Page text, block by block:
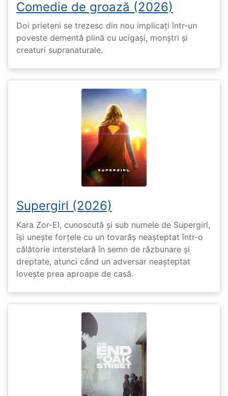
Comedie de groază (2026)
Doi prieteni se trezesc din nou implicați într-un
poveste dementă plină cu ucigași, monștri și
creaturi supranaturale.
Supergirl (2026)
Kara Zor-El, cunoscută și sub numele de Supergirl,
își unește forțele cu un tovarăș neașteptat într-o
călătorie interstelară în semn de răzbunare și
dreptate, atunci când un adversar neașteptat
lovește prea aproape de casă.